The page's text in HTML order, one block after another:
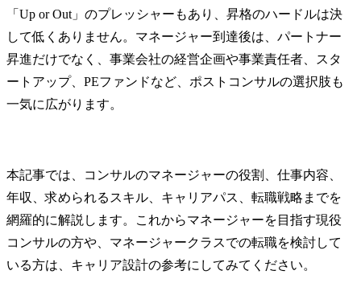
「Up or Out」のプレッシャーもあり、昇格のハードルは決
して低くありません。マネージャー到達後は、パートナー
昇進だけでなく、事業会社の経営企画や事業責任者、スタ
ートアップ、PEファンドなど、ポストコンサルの選択肢も
一気に広がります。
本記事では、コンサルのマネージャーの役割、仕事内容、
年収、求められるスキル、キャリアパス、転職戦略までを
網羅的に解説します。これからマネージャーを目指す現役
コンサルの方や、マネージャークラスでの転職を検討して
いる方は、キャリア設計の参考にしてみてください。